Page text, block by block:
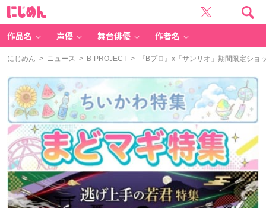
作品名 声優 舞台俳優 作者名
にじめん > ニュース > B-PROJECT > 『Bプロ』x「サンリオ」期間限定ショ